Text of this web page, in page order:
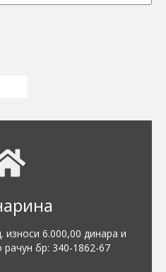
износи 6.000,00 динара и
рачун бр: 340-1862-67